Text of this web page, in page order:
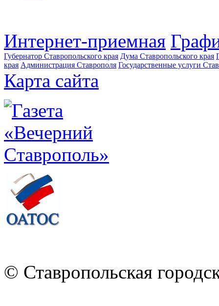
Интернет-приемная
Губернатор Ставропольского края Дума Ставропольского края
края Администрация Ставрополя Государственные услуги
Карта сайта
© Ставропольская